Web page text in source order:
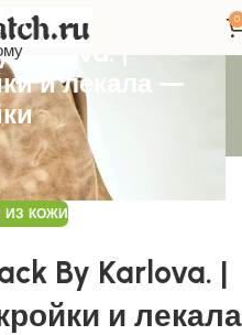
0
|
и лекала —
ИЗ КОЖИ
By Karlova. |
и лекала